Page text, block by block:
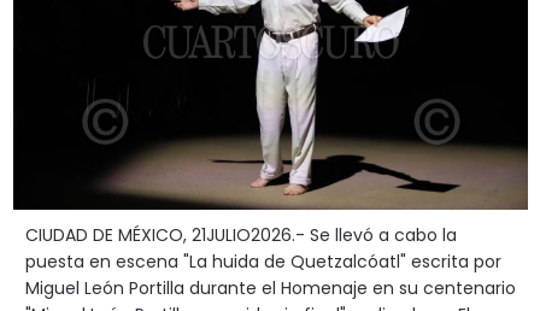
CIUDAD DE MÉXICO, 21JULIO2026.- Se llevó a cabo la
puesta en escena "La huida de Quetzalcóatl" escrita por
Miguel León Portilla durante el Homenaje en su centenario